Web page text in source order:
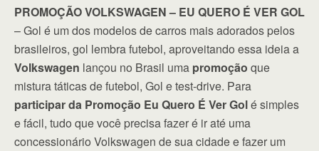
PROMOÇÃO VOLKSWAGEN – EU QUERO É VER GOL
– Gol é um dos modelos de carros mais adorados pelos
brasileiros, gol lembra futebol, aproveitando essa ideia a
Volkswagen lançou no Brasil uma promoção que
mistura táticas de futebol, Gol e test-drive. Para
participar da Promoção Eu Quero É Ver Golé simples
e fácil, tudo que você precisa fazer é ir até uma
concessionário Volkswagen de sua cidade e fazer um